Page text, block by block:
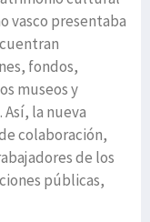
vasco presentaba
fondos,
museos y
la nueva
colaboración,
de los
públicas,